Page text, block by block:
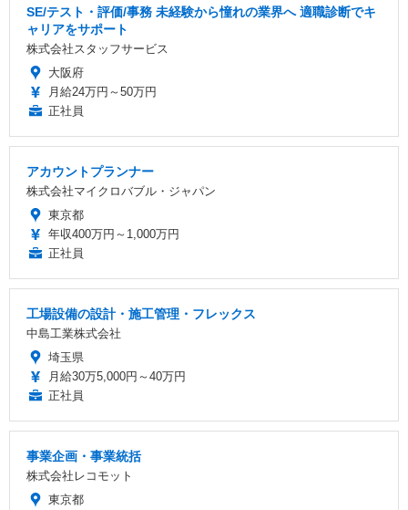
SE/テスト・評価/事務 未経験から憧れの業界へ 適職診断でキ
ャリアをサポート
株式会社スタッフサービス
大阪府
月給24万円～50万円
正社員
アカウントプランナー
株式会社マイクロバブル・ジャパン
東京都
年収400万円～1,000万円
正社員
工場設備の設計・施工管理・フレックス
中島工業株式会社
埼玉県
月給30万5,000円～40万円
正社員
事業企画・事業統括
株式会社レコモット
東京都